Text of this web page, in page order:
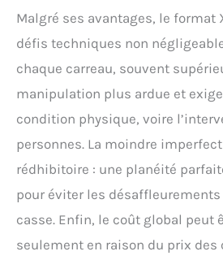
Malgré ses avantages, le format
défis techniques non
chaque carreau, souvent
manipulation plus ardue et
condition physique, voire
personnes. La moindre
rédhibitoire : une planéité
pour éviter les
casse. Enfin, le coût global peut
seulement en raison du prix des